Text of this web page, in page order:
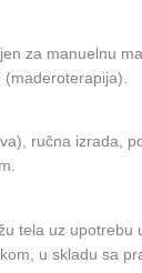
za manuelnu
ručna izrada,
tela uz upotrebu
u skladu sa